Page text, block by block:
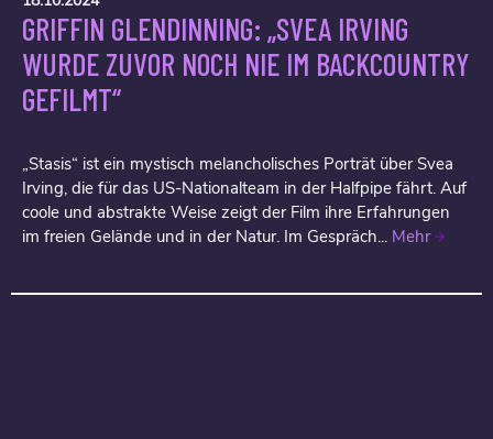
GRIFFIN GLENDINNING: „SVEA IRVING
WURDE ZUVOR NOCH NIE IM BACKCOUNTRY
GEFILMT“
„Stasis“ ist ein mystisch melancholisches Porträt über Svea
Irving, die für das US-Nationalteam in der Halfpipe fährt. Auf
coole und abstrakte Weise zeigt der Film ihre Erfahrungen
im freien Gelände und in der Natur. Im Gespräch... Mehr